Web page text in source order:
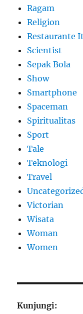
Ragam
Religion
Restaurante
Scientist
Sepak Bola
Show
Smartphone
Spaceman
Spiritualitas
Sport
Tale
Teknologi
Travel
Victorian
Wisata
Woman
Women
Kunjungi: